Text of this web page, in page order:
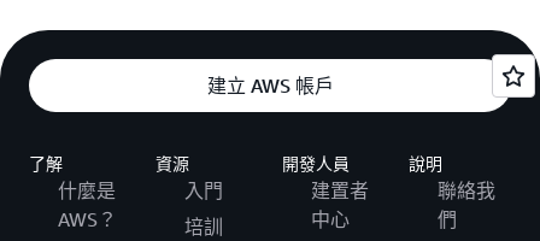
建立 AWS 帳戶
了解
什麼是
AWS？
資源
入門
培訓
開發人員
建置者
中心
說明
聯絡我
們